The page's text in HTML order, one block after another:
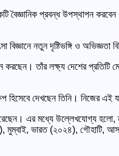
প্রবন্ধ উপস্থাপন করবেন।
নতুন দৃষ্টিভঙ্গি ও
তাঁর লক্ষ্য দেশের
দেখছেন তিনি। নিজের এই
এর মধ্যে উল্লেখযোগ্য হলো,
ভারত (২০২৪), গৌহাটি,